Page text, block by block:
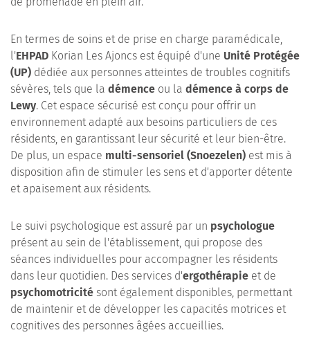
En termes de soins et de prise en charge paramédicale,
l'EHPAD Korian Les Ajoncs est équipé d'une Unité Protégée
(UP) dédiée aux personnes atteintes de troubles cognitifs
sévères, tels que la démence ou la démence à corps de
Lewy. Cet espace sécurisé est conçu pour offrir un
environnement adapté aux besoins particuliers de ces
résidents, en garantissant leur sécurité et leur bien-être.
De plus, un espace multi-sensoriel (Snoezelen) est mis à
disposition afin de stimuler les sens et d'apporter détente
et apaisement aux résidents.
Le suivi psychologique est assuré par un psychologue
présent au sein de l'établissement, qui propose des
séances individuelles pour accompagner les résidents
dans leur quotidien. Des services d'ergothérapie et de
psychomotricité sont également disponibles, permettant
de maintenir et de développer les capacités motrices et
cognitives des personnes âgées accueillies.